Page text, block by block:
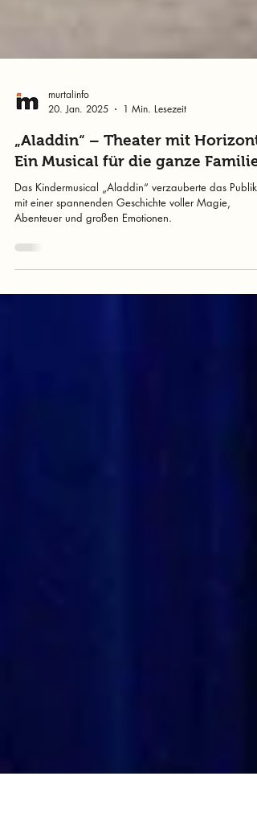
20. Jan. 2025
1 Min. Lesezeit
„Aladdin“ – Theater mit Horizont:
Ein Musical für die ganze Familie
Das Kindermusical „Aladdin“ verzauberte das
Abenteuer und großen Emotionen.